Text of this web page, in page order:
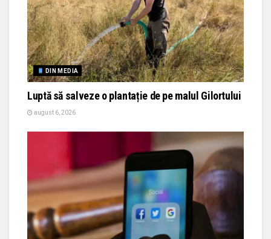
DIN MEDIA
Luptă să salveze o plantație de pe malul Gilortului
august 6, 2026